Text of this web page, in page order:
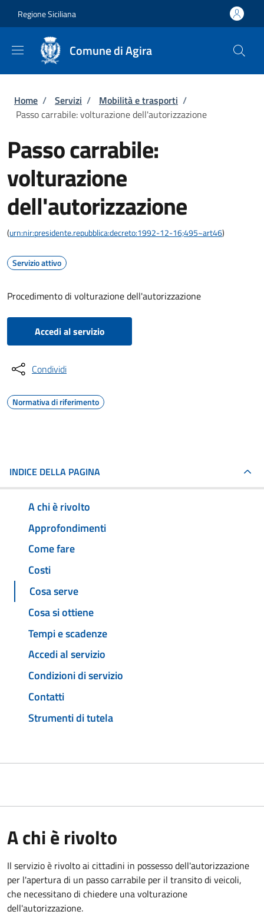
Regione Siciliana
Comune di Agira
Briciole di pane
Home / Servizi / Mobilità e trasporti /
Passo carrabile: volturazione dell'autorizzazione
Passo carrabile:
volturazione
dell'autorizzazione
(urn:nir:presidente.repubblica:decreto:1992-12-16;495~art46)
Servizio attivo
Procedimento di volturazione dell'autorizzazione
Accedi al servizio
Condividi
Normativa di riferimento
INDICE DELLA PAGINA
A chi è rivolto
Approfondimenti
Come fare
Costi
Cosa serve
Cosa si ottiene
Tempi e scadenze
Accedi al servizio
Condizioni di servizio
Contatti
Strumenti di tutela
A chi è rivolto
Il servizio è rivolto ai cittadini in possesso dell'autorizzazione
per l'apertura di un passo carrabile per il transito di veicoli,
che necessitano di chiedere una volturazione
dell'autorizzazione.